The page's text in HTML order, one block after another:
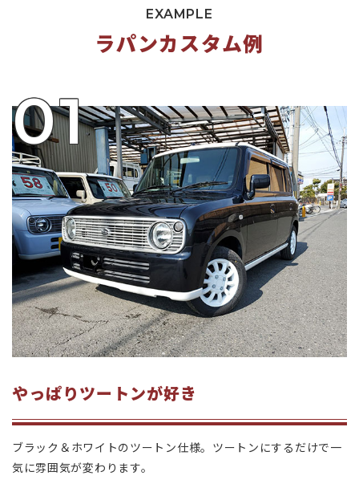
EXAMPLE
ラパンカスタム例
01
やっぱりツートンが好き
ブラック＆ホワイトのツートン仕様。ツートンにするだけで一
気に雰囲気が変わります。